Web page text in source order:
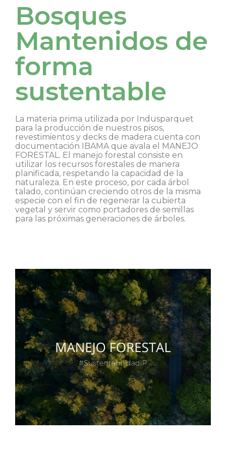
Bosques
Mantenidos de
forma
sustentable
La materia prima utilizada por Indusparquet
para la producción de nuestros pisos,
revestimientos y decks de madera cuenta con
documentación IBAMA que avala el MANEJO
FORESTAL. El manejo forestal consiste en
utilizar los recursos forestales de manera
planificada, respetando la capacidad de la
naturaleza. En este proceso, por cada árbol
talado, continúan creciendo otros de la misma
especie con el fin de regenerar la cubierta
vegetal y servir como portadores de semillas
para las próximas generaciones de árboles.